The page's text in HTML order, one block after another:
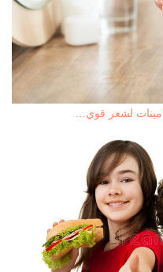
لشعر قوي…